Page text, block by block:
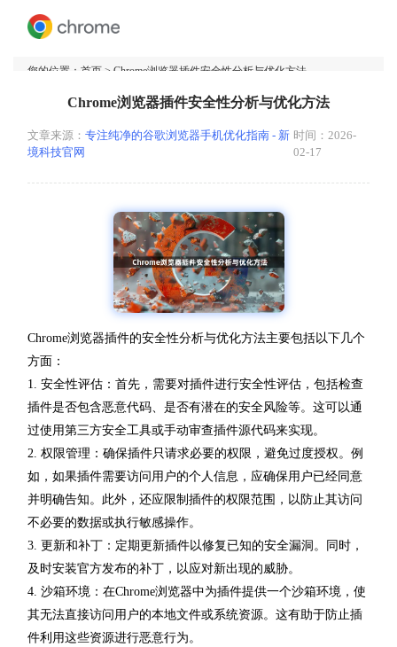
您的位置： 首页 > Chrome浏览器插件安全性分析与优化方法
Chrome浏览器插件安全性分析与优化方法
文章来源： 专注纯净的谷歌浏览器手机优化指南 - 新
境科技官网
时间：2026-
02-17
Chrome浏览器插件的安全性分析与优化方法主要包括以下几个
方面：
1. 安全性评估：首先，需要对插件进行安全性评估，包括检查
插件是否包含恶意代码、是否有潜在的安全风险等。这可以通
过使用第三方安全工具或手动审查插件源代码来实现。
2. 权限管理：确保插件只请求必要的权限，避免过度授权。例
如，如果插件需要访问用户的个人信息，应确保用户已经同意
并明确告知。此外，还应限制插件的权限范围，以防止其访问
不必要的数据或执行敏感操作。
3. 更新和补丁：定期更新插件以修复已知的安全漏洞。同时，
及时安装官方发布的补丁，以应对新出现的威胁。
4. 沙箱环境：在Chrome浏览器中为插件提供一个沙箱环境，使
其无法直接访问用户的本地文件或系统资源。这有助于防止插
件利用这些资源进行恶意行为。